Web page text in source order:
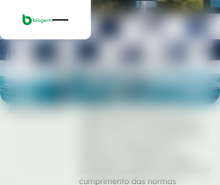
Águas
Águas Piscinas
da água de piscinas públicas e privadas.
Pedir orçamento
Enquadramento
A água das piscinas deve ser
cumprimento das normas